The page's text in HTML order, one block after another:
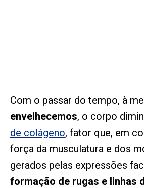
Com o passar do tempo, à
envelhecemos, o corpo
de colágeno, fator que, em
força da musculatura e dos
gerados pelas expressões
formação de rugas e linhas